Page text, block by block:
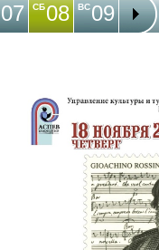
07 08
СБ 09
ВС 10
ПН